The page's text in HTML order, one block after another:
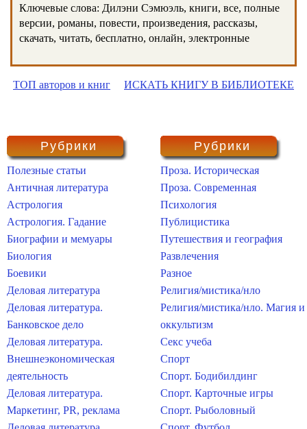
Ключевые слова: Дилэни Сэмюэль, книги, все, полные
версии, романы, повести, произведения, рассказы,
скачать, читать, бесплатно, онлайн, электронные
ТОП авторов и книг ИСКАТЬ КНИГУ В БИБЛИОТЕКЕ
Рубрики
Полезные статьи
Античная литература
Астрология
Астрология. Гадание
Биографии и мемуары
Биология
Боевики
Деловая литература
Деловая литература.
Банковское дело
Деловая литература.
Внешнеэкономическая
деятельность
Деловая литература.
Маркетинг, PR, реклама
Рубрики
Проза. Историческая
Проза. Современная
Психология
Публицистика
Путешествия и география
Развлечения
Разное
Религия/мистика/нло
Религия/мистика/нло. Магия и
оккультизм
Секс учеба
Спорт
Спорт. Бодибилдинг
Спорт. Карточные игры
Спорт. Рыболовный